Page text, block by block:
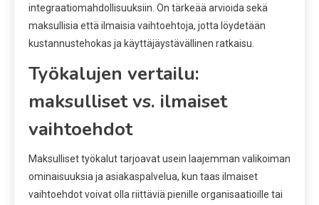
integraatiomahdollisuuksiin. On tärkeää arvioida sekä
maksullisia että ilmaisia vaihtoehtoja, jotta löydetään
kustannustehokas ja käyttäjäystävällinen ratkaisu.
Työkalujen vertailu:
maksulliset vs. ilmaiset
vaihtoehdot
Maksulliset työkalut tarjoavat usein laajemman valikoiman
ominaisuuksia ja asiakaspalvelua, kun taas ilmaiset
vaihtoehdot voivat olla riittäviä pienille organisaatioille tai